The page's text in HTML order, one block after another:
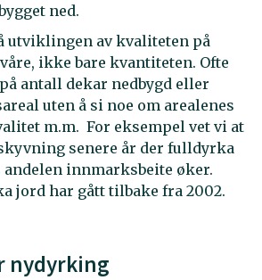
ned.
utviklingen av kvaliteten på
ikke bare kvantiteten. Ofte
antall dekar nedbygd eller
uten å si noe om arealenes
m.m. For eksempel vet vi at
senere år der fulldyrka
andelen innmarksbeite øker.
jord har gått tilbake fra 2002.
nydyrking